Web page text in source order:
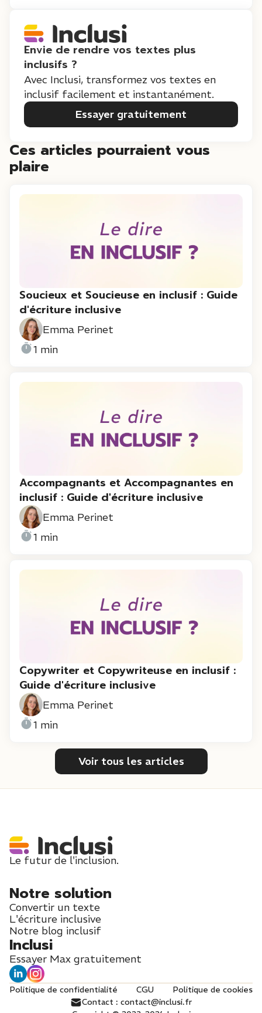
Envie de rendre vos textes plus
inclusifs ?
Avec Inclusi, transformez vos textes en
inclusif facilement et instantanément.
Essayer gratuitement
Ces articles pourraient vous
plaire
Soucieux et Soucieuse en inclusif : Guide
d'écriture inclusive
Emma Perinet
1 min
Accompagnants et Accompagnantes en
inclusif : Guide d'écriture inclusive
Emma Perinet
1 min
Copywriter et Copywriteuse en inclusif :
Guide d'écriture inclusive
Emma Perinet
1 min
Voir tous les articles
Le futur de l'inclusion.
Notre solution
Convertir un texte
L'écriture inclusive
Notre blog inclusif
Inclusi
Essayer Max gratuitement
Politique de confidentialité CGU
Politique de cookies
Contact : contact@inclusi.fr